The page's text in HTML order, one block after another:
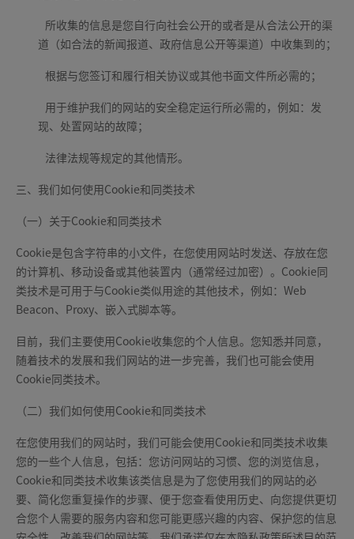
所收集的信息是您自行向社会公开的或者是从合法公开的渠
道（如合法的新闻报道、政府信息公开等渠道）中收集到的；
根据与您签订和履行相关协议或其他书面文件所必需的；
用于维护我们的网站的安全稳定运行所必需的，例如：发
现、处置网站的故障；
法律法规等规定的其他情形。
三、我们如何使用Cookie和同类技术
（一）关于Cookie和同类技术
Cookie是包含字符串的小文件，在您使用网站时发送、存放在您
的计算机、移动设备或其他装置内（通常经过加密）。Cookie同
类技术是可用于与Cookie类似用途的其他技术，例如：Web
Beacon、Proxy、嵌入式脚本等。
目前，我们主要使用Cookie收集您的个人信息。您知悉并同意，
随着技术的发展和我们网站的进一步完善，我们也可能会使用
Cookie同类技术。
（二）我们如何使用Cookie和同类技术
在您使用我们的网站时，我们可能会使用Cookie和同类技术收集
您的一些个人信息，包括：您访问网站的习惯、您的浏览信息，
Cookie和同类技术收集该类信息是为了您使用我们的网站的必
要、简化您重复操作的步骤、便于您查看使用历史、向您提供更切
合您个人需要的服务内容和您可能更感兴趣的内容、保护您的信息